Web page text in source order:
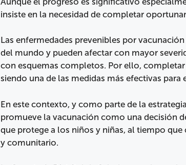
insiste en la necesidad de completar
Las enfermedades prevenibles por
del mundo y pueden afectar con mayor
con esquemas completos. Por ello,
siendo una de las medidas más efectivas
En este contexto, y como parte de la
promueve la vacunación como una decisión
que protege a los niños y niñas, al tiempo
y comunitario.